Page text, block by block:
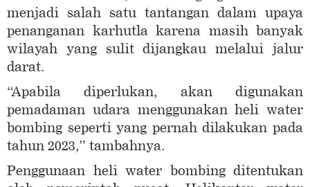
menjadi salah satu tantangan dalam upaya
penanganan karhutla karena masih banyak
wilayah yang sulit dijangkau melalui jalur
darat.
“Apabila diperlukan, akan digunakan
pemadaman udara menggunakan heli water
bombing seperti yang pernah dilakukan pada
tahun 2023,” tambahnya.
Penggunaan heli water bombing ditentukan